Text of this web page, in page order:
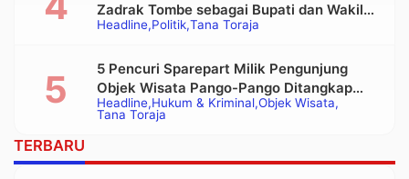
Headline Politik Tana Toraja
Zadrak Tombe sebagai Bupati dan Wakil
Bupati Tana Toraja Terpilih
Headline Hukum & Kriminal Objek Wisata
Tana Toraja
5 Pencuri Sparepart Milik Pengunjung
Objek Wisata Pango-Pango Ditangkap
Polisi
TERBARU